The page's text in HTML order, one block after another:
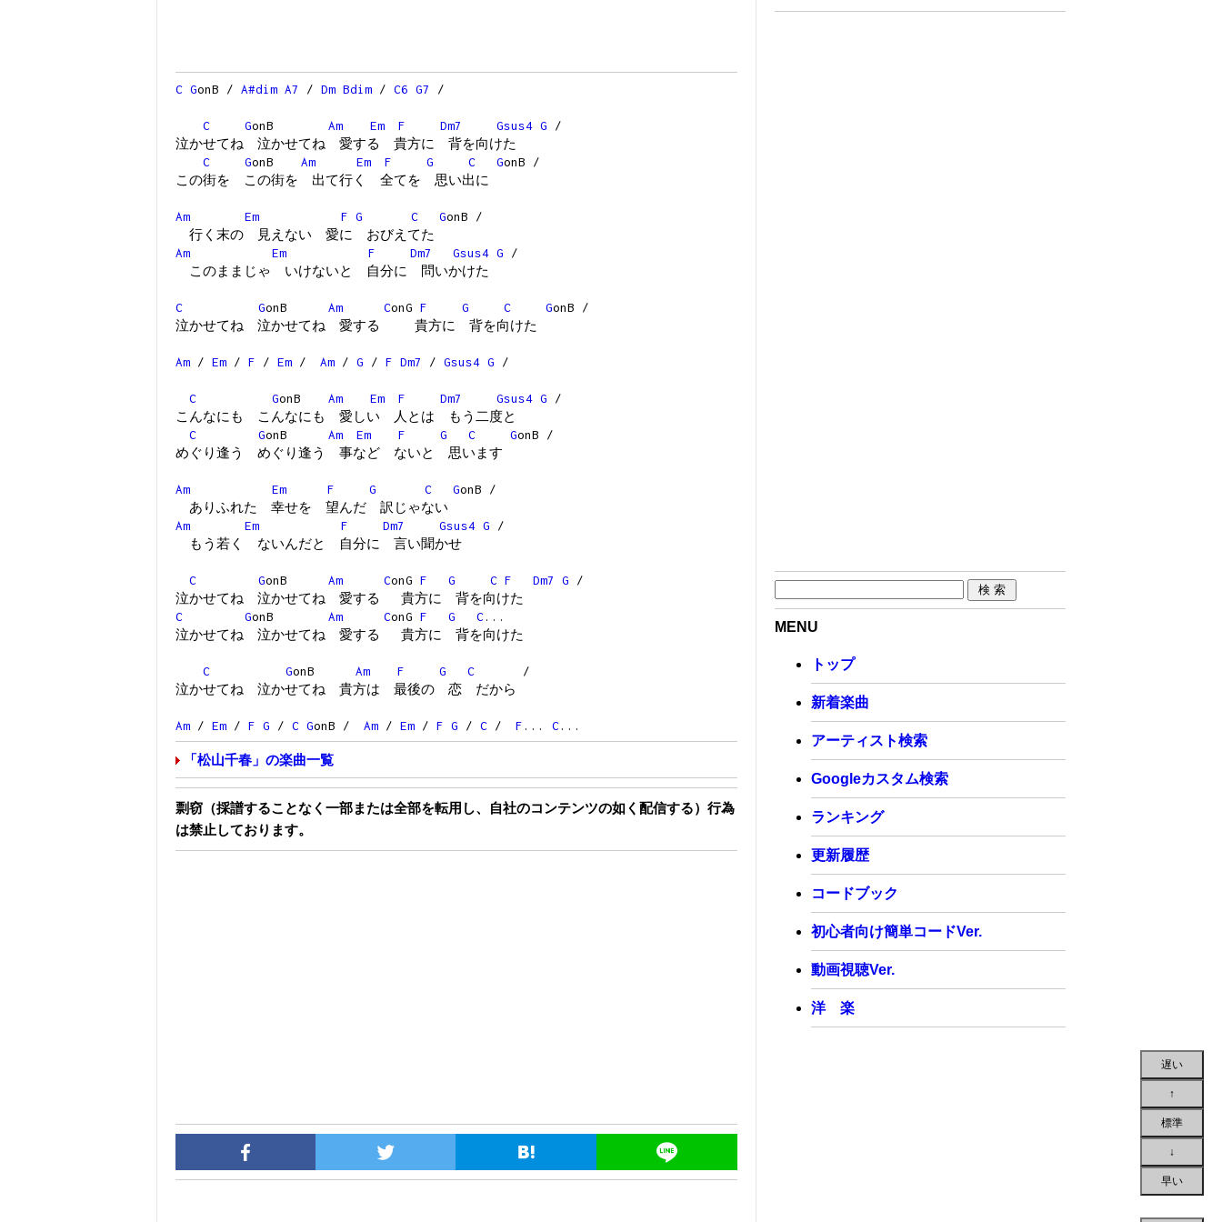
C GonB / A#dim A7 / Dm Bdim / C6 G7 /
C GonB Am Em F Dm7 Gsus4 G /
泣かせてね 泣かせてね 愛する 貴方に 背を向けた
C
GonB Am Em F G C GonB /
この街を この街を 出て行く 全てを 思い出に
Am Em F G C GonB /
行く末の 見えない 愛に おびえてた
Am
Em F Dm7 Gsus4 G /
このままじゃ いけないと 自分に 問いかけた
C GonB Am ConG F G C GonB /
泣かせてね 泣かせてね 愛する 貴方に 背を向けた
Am / Em / F / Em / Am / G / F Dm7 / Gsus4 G /
C GonB Am Em F Dm7 Gsus4 G /
こんなにも こんなにも 愛しい 人とは もう二度と
C
GonB Am Em F G C GonB /
めぐり逢う めぐり逢う 事など ないと 思います
Am Em F G C GonB /
ありふれた 幸せを 望んだ 訳じゃない
Am
Em F Dm7 Gsus4 G /
もう若く ないんだと 自分に 言い聞かせ
C GonB Am ConG F G C F Dm7 G /
泣かせてね 泣かせてね 愛する 貴方に 背を向けた
C
GonB Am ConG F G C...
泣かせてね 泣かせてね 愛する 貴方に 背を向けた
C GonB Am F G C /
泣かせてね 泣かせてね 貴方は 最後の 恋 だから
Am / Em / F G / C GonB / Am / Em / F G / C / F ... C...
「松山千春」の楽曲一覧
剽窃（採譜することなく一部または全部を転用し、自社のコンテンツの如く配信する）行為
は禁止しております。
MENU
トップ
新着楽曲
アーティスト検索
Googleカスタム検索
ランキング
更新履歴
コードブック
初心者向け簡単コードVer.
動画視聴Ver.
洋 楽